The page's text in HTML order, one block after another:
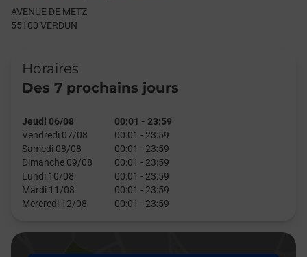
AVENUE DE METZ
55100 VERDUN
Horaires
Des 7 prochains jours
Jeudi 06/08 00:01 - 23:59
Vendredi 07/08
00:01 - 23:59
Samedi 08/08
00:01 - 23:59
Dimanche 09/08
00:01 - 23:59
Lundi 10/08
00:01 - 23:59
Mardi 11/08
00:01 - 23:59
Mercredi 12/08
00:01 - 23:59